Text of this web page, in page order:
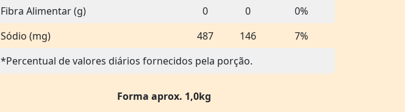
Fibra Alimentar (g)
0 0
0%
Sódio (mg)
487 146
7%
*Percentual de valores diários fornecidos pela porção.
Forma aprox. 1,0kg